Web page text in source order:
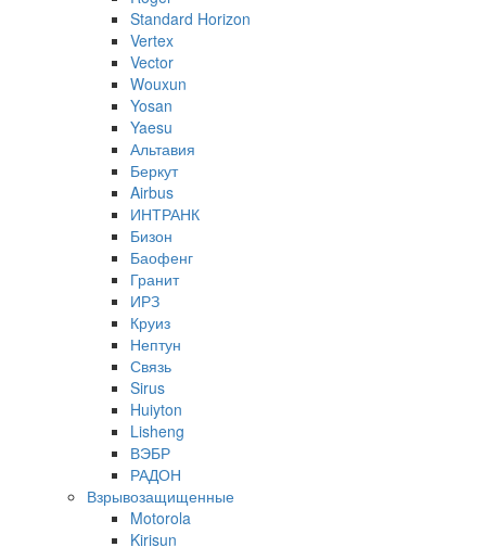
Standard Horizon
Vertex
Vector
Wouxun
Yosan
Yaesu
Альтавия
Беркут
Airbus
ИНТРАНК
Бизон
Баофенг
Гранит
ИРЗ
Круиз
Нептун
Связь
Sirus
Huiyton
Lisheng
ВЭБР
РАДОН
Взрывозащищенные
Motorola
Kirisun